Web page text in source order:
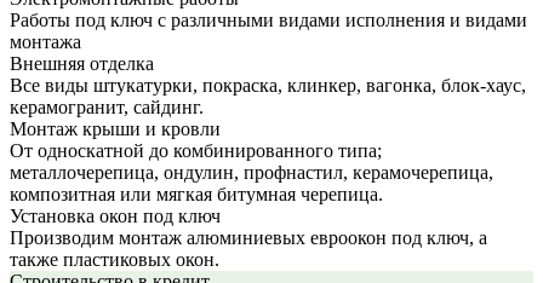
Работы под ключ с различными видами исполнения и видами
монтажа
Внешняя отделка
Все виды штукатурки, покраска, клинкер, вагонка, блок-хаус,
керамогранит, сайдинг.
Монтаж крыши и кровли
От односкатной до комбинированного типа;
металлочерепица, ондулин, профнастил, керамочерепица,
композитная или мягкая битумная черепица.
Установка окон под ключ
Производим монтаж алюминиевых евроокон под ключ, а
также пластиковых окон.